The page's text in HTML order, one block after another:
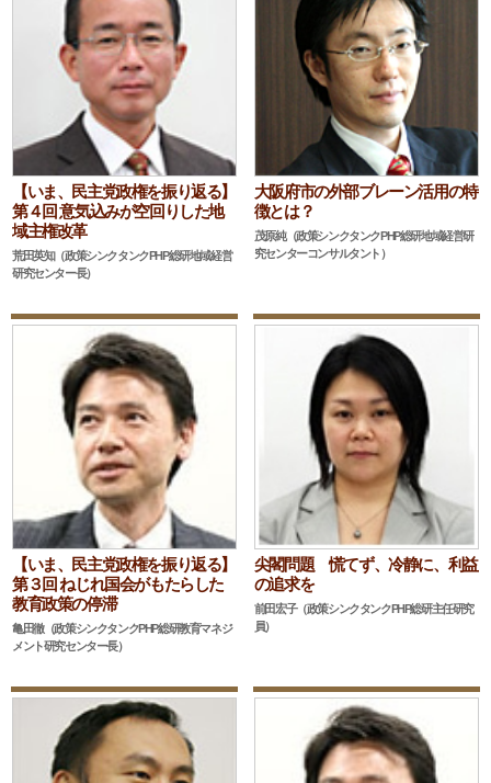
【いま、民主党政権を振り返る】
第４回 意気込みが空回りした地
域主権改革
荒田英知（政策シンクタンクPHP総研地域経営
研究センター長）
大阪府市の外部ブレーン活用の特
徴とは？
茂原純（政策シンクタンクPHP総研地域経営研
究センターコンサルタント）
【いま、民主党政権を振り返る】
第３回 ねじれ国会がもたらした
教育政策の停滞
亀田徹（政策シンクタンクPHP総研教育マネジ
メント研究センター長）
尖閣問題 慌てず、冷静に、利益
の追求を
前田宏子（政策シンクタンクPHP総研主任研究
員）